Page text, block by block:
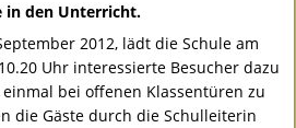
in den Unterricht.
2012, lädt die Schule am
Uhr interessierte Besucher dazu
bei offenen Klassentüren zu
die Gäste durch die Schulleiterin